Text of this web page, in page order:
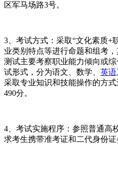
区军马场路3号。
3、考试方式：采取“文化素质+
业类别特点等进行命题和组考
测试主要考察职业能力倾向或
试形式，分为语文、数学、 英语
采取专业知识和技能操作的方
490分。
4、考试实施程序：参照普通高
求考生携带准考证和二代身份证